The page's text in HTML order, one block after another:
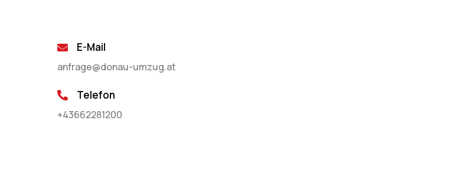
E-Mail
anfrage@donau-umzug.at
Telefon
+43662281200